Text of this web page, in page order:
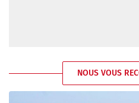
NOUS VOUS